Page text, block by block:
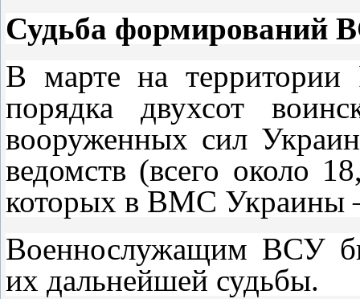
Судьба формирований
В марте на территории
порядка двухсот
вооруженных сил
ведомств (всего около
которых в ВМС Украины
Военнослужащим ВСУ
их дальнейшей судьбы.